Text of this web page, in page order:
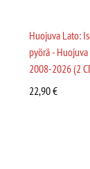
Huojuva Lato:
pyörä -
2008-2026 (2
22,90€